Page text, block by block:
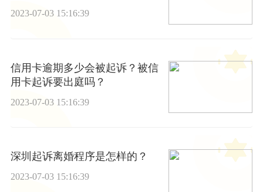
么办?
2023-07-03 15:16:39
信用卡逾期多少会被起诉？被信
用卡起诉要出庭吗？
2023-07-03 15:16:39
深圳起诉离婚程序是怎样的？
2023-07-03 15:16:39